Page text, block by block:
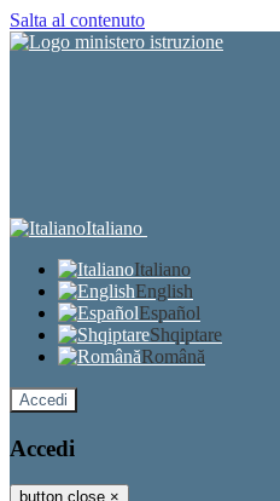
Salta al contenuto
Italiano
Italiano
English
Español
Shqiptare
Română
Accedi
Accedi
button close ×